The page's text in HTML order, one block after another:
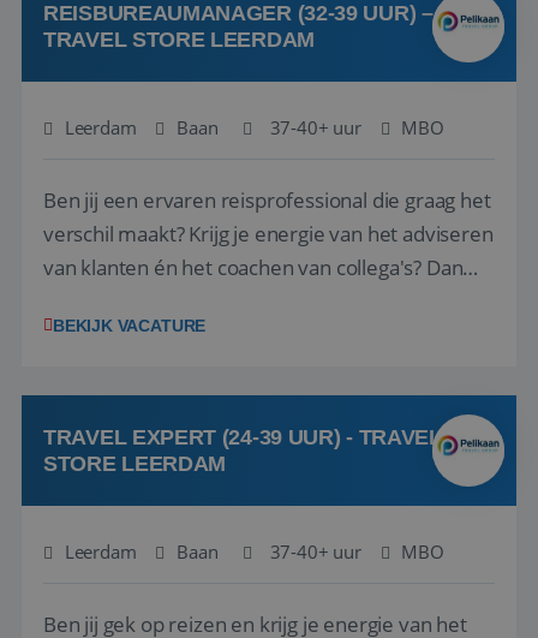
REISBUREAUMANAGER (32-39 UUR) –
TRAVEL STORE LEERDAM
Leerdam Baan 37-40+ uur MBO
Ben jij een ervaren reisprofessional die graag het
verschil maakt? Krijg je energie van het adviseren
van klanten én het coachen van collega's? Dan
(onderdeel van Pelikaan Travel Group) zoeken
team het reisbureau verder...
BEKIJK VACATURE
TRAVEL EXPERT (24-39 UUR) - TRAVEL
STORE LEERDAM
Leerdam Baan 37-40+ uur MBO
Ben jij gek op reizen en krijg je energie van het